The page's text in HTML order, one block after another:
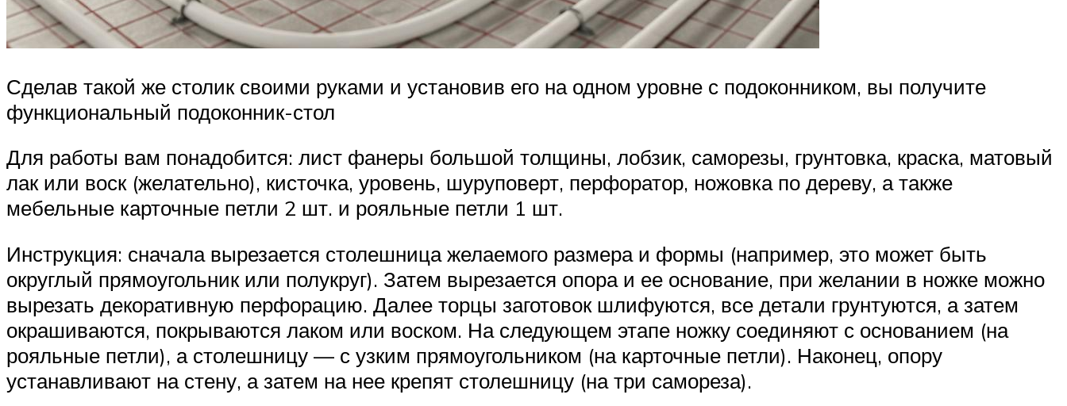
Сделав такой же столик своими руками и установив его на одном уровне с подоконником, вы получите
функциональный подоконник-стол
Для работы вам понадобится: лист фанеры большой толщины, лобзик, саморезы, грунтовка, краска, матовый
лак или воск (желательно), кисточка, уровень, шуруповерт, перфоратор, ножовка по дереву, а также
мебельные карточные петли 2 шт. и рояльные петли 1 шт.
Инструкция: сначала вырезается столешница желаемого размера и формы (например, это может быть
округлый прямоугольник или полукруг). Затем вырезается опора и ее основание, при желании в ножке можно
вырезать декоративную перфорацию. Далее торцы заготовок шлифуются, все детали грунтуются, а затем
окрашиваются, покрываются лаком или воском. На следующем этапе ножку соединяют с основанием (на
рояльные петли), а столешницу — с узким прямоугольником (на карточные петли). Наконец, опору
устанавливают на стену, а затем на нее крепят столешницу (на три самореза).